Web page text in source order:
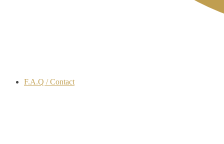
F.A.Q / Contact